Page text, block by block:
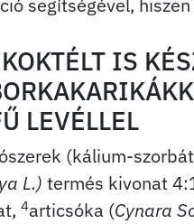
segítségével,
IS
LEVÉLLEL
(kálium-
L.) termés kivonat
4articsóka (Cynara